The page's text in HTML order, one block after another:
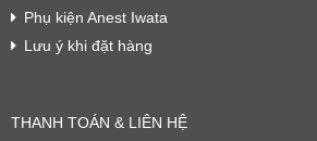
Phụ kiện Anest Iwata
Lưu ý khi đặt hàng
THANH TOÁN & LIÊN HỆ